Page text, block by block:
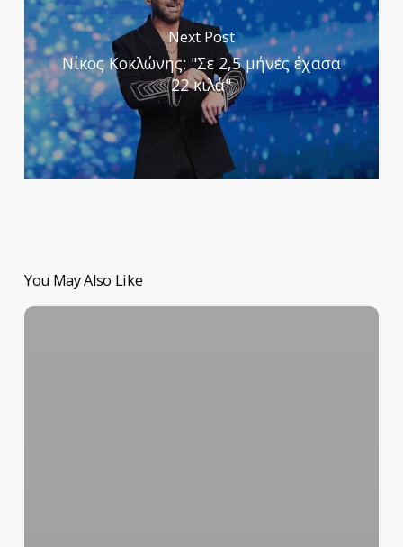
Next Post
Νίκος Κοκλώνης: "Σε 2,5 μήνες έχασα
22 κιλά"
You May Also Like